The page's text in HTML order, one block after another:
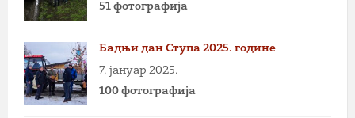
51 фотографија
Бадњи дан Ступа 2025. године
7. јануар 2025.
100 фотографија